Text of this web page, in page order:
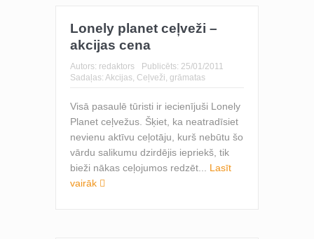
Lonely planet ceļveži –
akcijas cena
Autors: redaktors Publicēts: 25/01/2011
Sadaļas: Akcijas Ceļveži, grāmatas
Visā pasaulē tūristi ir iecienījuši Lonely
Planet ceļvežus. Šķiet, ka neatradīsiet
nevienu aktīvu ceļotāju, kurš nebūtu šo
vārdu salikumu dzirdējis iepriekš, tik
bieži nākas ceļojumos redzēt... Lasīt
vairāk